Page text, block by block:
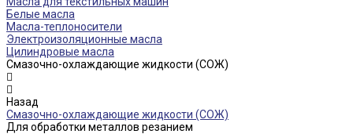
Белые масла
Масла-теплоносители
Электроизоляционные масла
Цилиндровые масла
Смазочно-охлаждающие жидкости (СОЖ)
Назад
Смазочно-охлаждающие жидкости (СОЖ)
Для обработки металлов резанием